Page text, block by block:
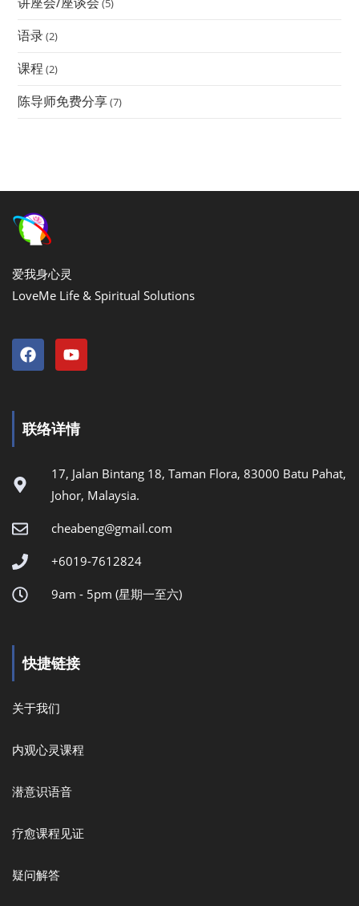
(5)
语录(2)
课程 (2)
陈导师免费分享(7)
爱我身心灵
LoveMe Life & Spiritual Solutions
联络详情
17, Jalan Bintang 18, Taman Flora, 83000 Batu Pahat,
Johor, Malaysia.
cheabeng@gmail.com
+6019-7612824
9am - 5pm (星期一至六)
快捷链接
关于我们
内观心灵课程
潜意识语音
疗愈课程见证
疑问解答